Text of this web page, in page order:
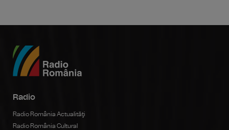
Radio
Radio România Actualităţi
Radio România Cultural